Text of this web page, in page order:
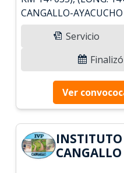
CANGALLO-AYACUCHO
Servicio
Ver